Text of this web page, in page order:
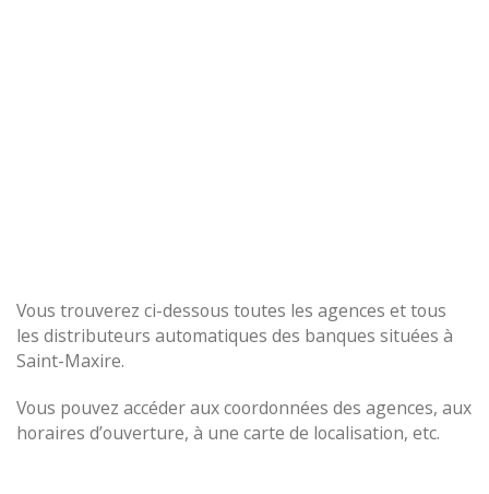
Vous trouverez ci-dessous toutes les agences et tous
les distributeurs automatiques des banques situées à
Saint-Maxire.
Vous pouvez accéder aux coordonnées des agences, aux
horaires d’ouverture, à une carte de localisation, etc.